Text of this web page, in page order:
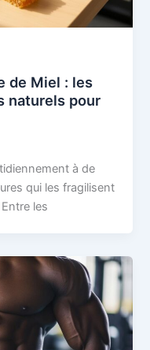
de Miel : les
naturels pour
à de
qui les fragilisent
les